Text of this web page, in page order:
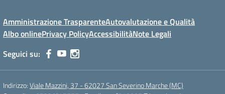
Amministrazione TrasparenteAutovalutazione e Qualità
Albo onlinePrivacy PolicyAccessibilitàNote Legali
Seguici su:
Indirizzo:Viale Mazzini, 37 - 62027 San Severino Marche (MC)